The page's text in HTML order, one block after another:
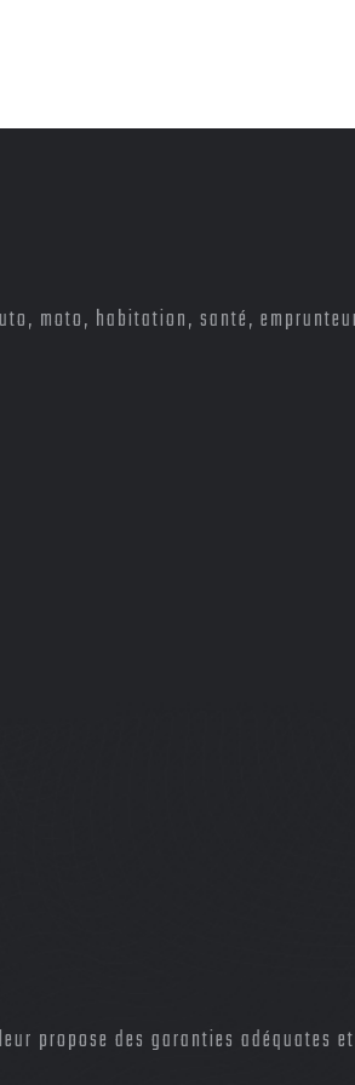
moto, habitation, santé,
propose des garanties adéquates